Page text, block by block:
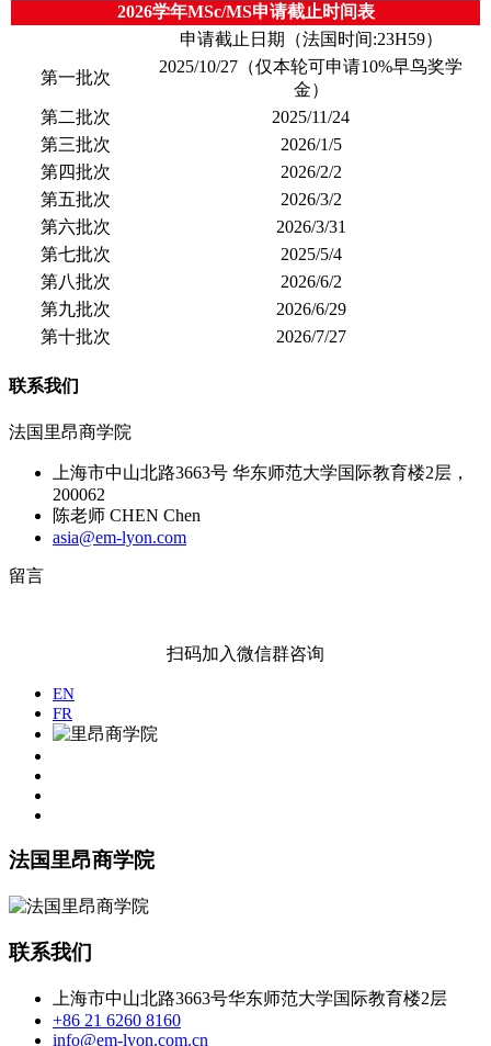
2026学年MSc/MS申请截止时间表
申请截止日期（法国时间:23H59）
第一批次
2025/10/27（仅本轮可申请10%早鸟奖学
金）
第二批次
2025/11/24
第三批次
2026/1/5
第四批次
2026/2/2
第五批次
2026/3/2
第六批次
2026/3/31
第七批次
2025/5/4
第八批次
2026/6/2
第九批次
2026/6/29
第十批次
2026/7/27
联系我们
法国里昂商学院
上海市中山北路3663号 华东师范大学国际教育楼2层，
200062
陈老师 CHEN Chen
asia@em-lyon.com
留言
扫码加入微信群咨询
EN
FR
法国里昂商学院
联系我们
上海市中山北路3663号华东师范大学国际教育楼2层
+86 21 6260 8160
info@em-lyon.com.cn